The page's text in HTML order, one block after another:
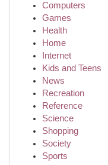
Computers
Games
Health
Home
Internet
Kids and Teens
News
Recreation
Reference
Science
Shopping
Society
Sports